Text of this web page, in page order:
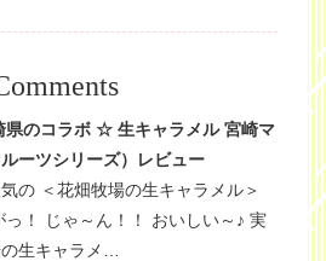
県のコラボ ☆ 生キャラメル 宮崎マ
ーツシリーズ）レビュー
の ＜花畑牧場の生キャラメル＞
！ じゃ～ん！！ おいしい～♪ 実
生キャラメ…